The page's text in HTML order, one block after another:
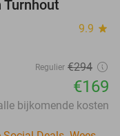
Turnhout
9.9 star
Regulier €294
€169
bijkomende kosten